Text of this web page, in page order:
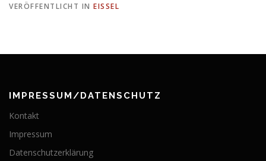
VERÖFFENTLICHT IN EISSEL
IMPRESSUM/DATENSCHUTZ
Kontakt
Impressum
Datenschutzerklärung